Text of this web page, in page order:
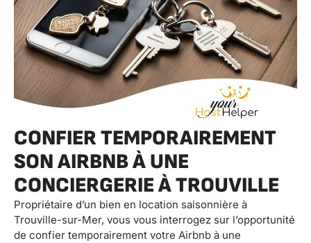
CONFIER TEMPORAIREMENT
SON AIRBNB À UNE
CONCIERGERIE À TROUVILLE
Propriétaire d’un bien en location saisonnière à
Trouville-sur-Mer, vous vous interrogez sur l’opportunité
de confier temporairement votre Airbnb à une